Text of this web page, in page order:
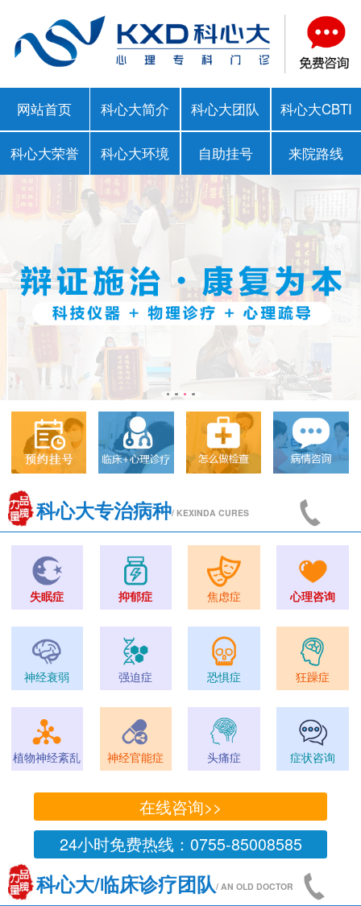
网站首页 科心大简介 科心大团队 科心大CBTI
科心大荣誉 科心大环境 自助挂号 来院路线
科心大专治病种/ KEXINDA CURES
失眠症 抑郁症 焦虑症 心理咨询
神经衰弱 强迫症 恐惧症 狂躁症
植物神经紊乱 神经官能症 头痛症 症状咨询
在线咨询>>
24小时免费热线：0755-85008585
科心大/临床诊疗团队/ AN OLD DOCTOR